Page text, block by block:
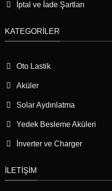
İptal ve İade Şartları
KATEGORILER
Oto Lastik
Aküler
Solar Aydınlatma
Yedek Besleme Aküleri
İnverter ve Charger
İLETIŞIM